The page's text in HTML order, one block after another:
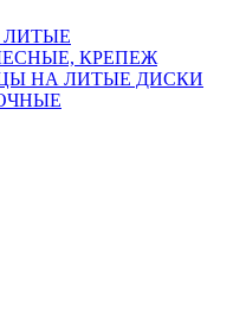
КРЕПЕЖ
НА ЛИТЫЕ ДИСКИ